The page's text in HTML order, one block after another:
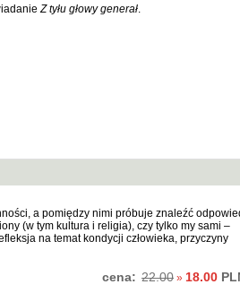
Z tyłu głowy generał.
a pomiędzy nimi próbuje znaleźć
(w tym kultura i religia), czy tylko my sami –
na temat kondycji człowieka, przyczyny
cena: 22.00 » 18.00